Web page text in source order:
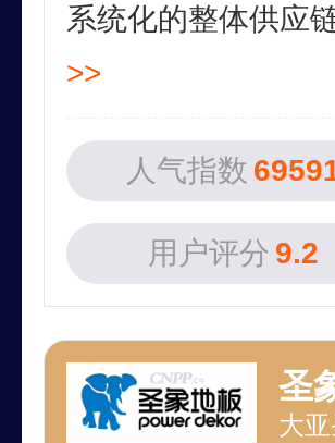
系统化的整体供应
>>
人气指数
用户评分 9.2
圣
大